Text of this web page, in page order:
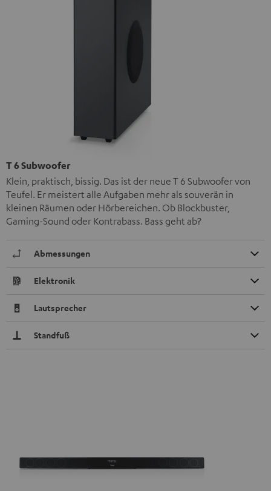
T 6 Subwoofer
Klein, praktisch, bissig. Das ist der neue T 6 Subwoofer von
Teufel. Er meistert alle Aufgaben mehr als souverän in
kleinen Räumen oder Hörbereichen. Ob Blockbuster,
Gaming-Sound oder Kontrabass. Bass geht ab?
Abmessungen
Elektronik
Lautsprecher
Standfuß